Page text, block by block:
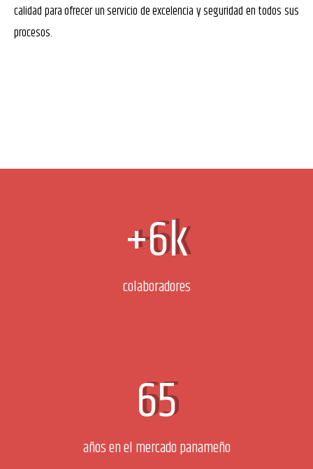
calidad para ofrecer un servicio de excelencia y seguridad en todossus
procesos.
65
años en el mercado panameño
+6k
colaboradores